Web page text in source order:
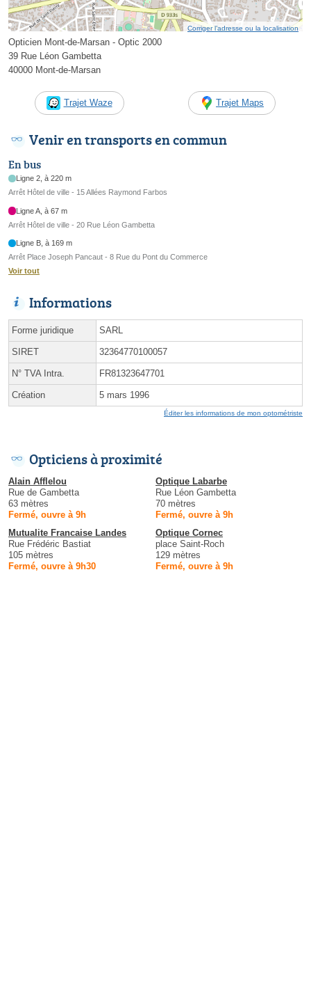
Corriger l’adresse ou la localisation
Opticien Mont-de-Marsan - Optic 2000
39 Rue Léon Gambetta
40000 Mont-de-Marsan
Trajet Waze Trajet Maps
Venir en transports en commun
En bus
Ligne 2, à 220 m
Arrêt Hôtel de ville - 15 Allées Raymond Farbos
Ligne A, à 67 m
Arrêt Hôtel de ville - 20 Rue Léon Gambetta
Ligne B, à 169 m
Arrêt Place Joseph Pancaut - 8 Rue du Pont du Commerce
Voir tout
Informations
Forme juridique SARL
SIRET 32364770100057
N° TVA Intra. FR81323647701
Création 5 mars 1996
Éditer les informations de mon optométriste
Opticiens à proximité
Alain Afflelou
Rue de Gambetta
63 mètres
Fermé, ouvre à 9h
Optique Labarbe
Rue Léon Gambetta
70 mètres
Fermé, ouvre à 9h
Mutualite Francaise Landes
Rue Frédéric Bastiat
105 mètres
Fermé, ouvre à 9h30
Optique Cornec
place Saint-Roch
129 mètres
Fermé, ouvre à 9h